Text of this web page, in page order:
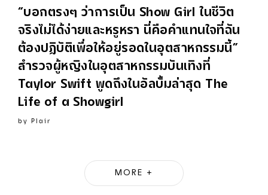
“บอกตรงๆ ว่าการเป็น Show Girl ในชีวิต
จริงไม่ได้ง่ายและหรูหรา นี่คือคำแทนใจที่ฉัน
ต้องปฏิบัติเพื่อให้อยู่รอดในอุตสาหกรรมนี้”
สำรวจผู้หญิงในอุตสาหกรรมบันเทิงที่
Taylor Swift พูดถึงในอัลบั้มล่าสุด The
Life of a Showgirl
by Plair
MORE +